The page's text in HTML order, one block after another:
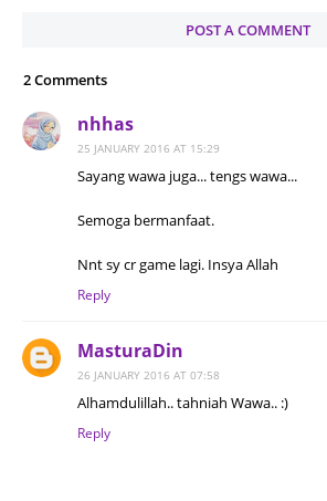
POST A COMMENT
2 Comments
nhhas
25 JANUARY 2016 AT 15:29
Sayang wawa juga... tengs wawa...
Semoga bermanfaat.
Nnt sy cr game lagi. Insya Allah
Reply
MasturaDin
26 JANUARY 2016 AT 07:58
Alhamdulillah.. tahniah Wawa.. :)
Reply